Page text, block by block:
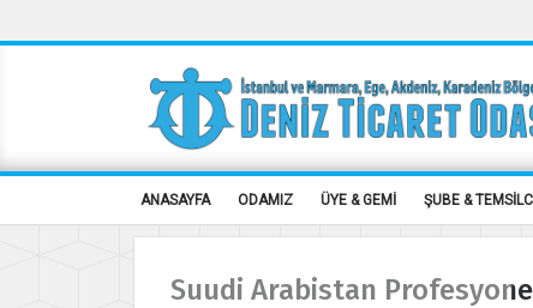
ANASAYFA ODAMIZ ÜYE & GEMİ ŞUBE &
Suudi Arabistan